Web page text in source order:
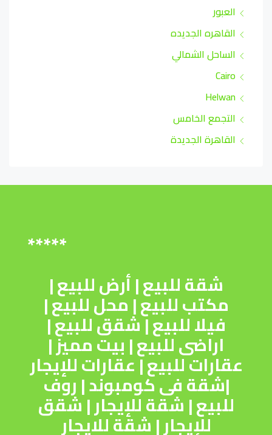
العبور
القاهره الجديده
الساحل الشمالي
Cairo
Helwan
التجمع الخامس
القاهرة الجديدة
*****
شقة للبيع|أرض للبيع|
مكتب للبيع|محل للبيع|
فيلا للبيع|شقق للبيع|
اراضى للبيع|بيت مميز|
عقارات للبيع|عقارات للإيجار
|شقة فى كومبوند|روف
للبيع|شقة للإيجار|شقق
للإيجار|شقة للايجار